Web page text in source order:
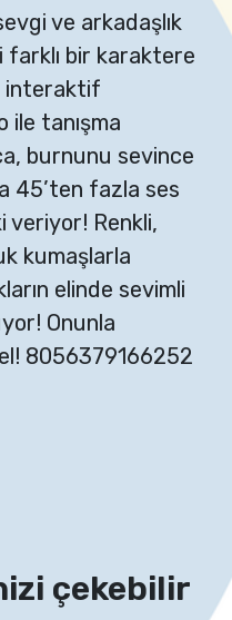
ve arkadaşlık
farklı bir karaktere
interaktif
ile tanışma
burnunu sevince
45’ten fazla ses
veriyor! Renkli,
kumaşlarla
elinde sevimli
Onunla
8056379166252
çekebilir